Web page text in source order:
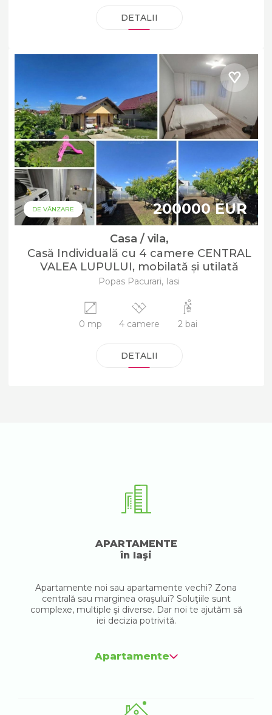
DETALII
DE VÂNZARE 200000 EUR
Casa / vila,
Casă Individuală cu 4 camere CENTRAL
VALEA LUPULUI, mobilată și utilată
Popas Pacurari, Iasi
0 mp 4 camere 2 bai
DETALII
APARTAMENTE
în Iaşi
Apartamente noi sau apartamente vechi? Zona
centrală sau marginea oraşului? Soluţiile sunt
complexe, multiple şi diverse. Dar noi te ajutăm să
iei decizia potrivită.
Apartamente